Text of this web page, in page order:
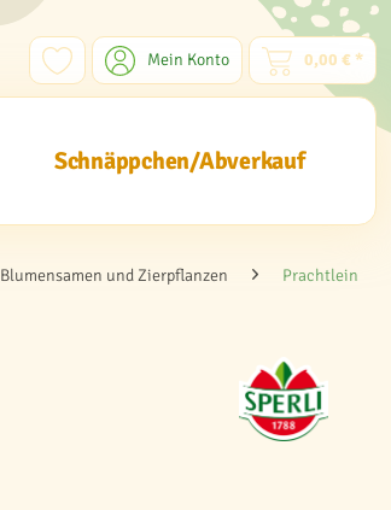
Mein Konto 0,00 € *
Schnäppchen/Abverkauf
Blumensamen und Zierpflanzen Prachtlein